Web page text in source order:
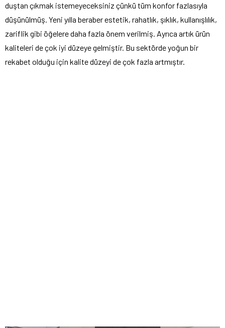
duştan çıkmak istemeyeceksiniz çünkü tüm konfor fazlasıyla
düşünülmüş. Yeni yılla beraber estetik, rahatlık, şıklık, kullanışlılık,
zariflik gibi öğelere daha fazla önem verilmiş. Ayrıca artık ürün
kaliteleri de çok iyi düzeye gelmiştir. Bu sektörde yoğun bir
rekabet olduğu için kalite düzeyi de çok fazla artmıştır.